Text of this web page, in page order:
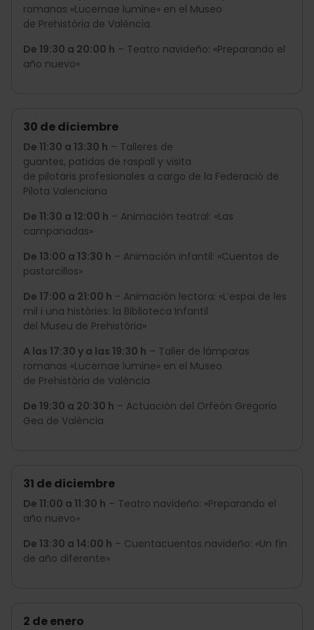
romanas «Lucernae lumine» en el Museo
de Prehistòria de València
De 19:30 a 20:00 h – Teatro navideño: «Preparando el
año nuevo»
30 de diciembre
De 11:30 a 13:30 h – Talleres de
guantes, patidas de raspall y visita
de pilotaris profesionales a cargo de la Federació de
Pilota Valenciana
De 11:30 a 12:00 h – Animación teatral: «Las
campanadas»
De 13:00 a 13:30 h – Animación infantil: «Cuentos de
pastorcillos»
De 17:00 a 21:00 h – Animación lectora: «L’espai de les
mil i una històries: la Biblioteca Infantil
del Museu de Prehistòria»
A las 17:30 y a las 19:30 h – Taller de lámparas
romanas «Lucernae lumine» en el Museo
de Prehistòria de València
De 19:30 a 20:30 h – Actuación del Orfeón Gregorio
Gea de València
31 de diciembre
De 11:00 a 11:30 h – Teatro navideño: «Preparando el
año nuevo»
De 13:30 a 14:00 h – Cuentacuentos navideño: «Un fin
de año diferente»
2 de enero